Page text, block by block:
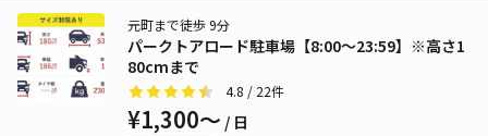
パークトアロード駐車場【8:00～23:59】※高さ1
80cmまで
元町まで徒歩 9分
4.8 / 22件
¥1,300〜 / 日